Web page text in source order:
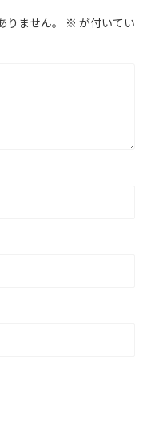
ません。 ※ が付いてい